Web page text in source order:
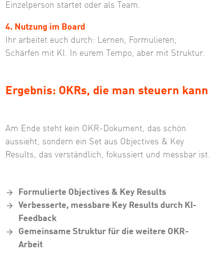
Einzelperson startet oder als Team.
4. Nutzung im Board
Ihr arbeitet euch durch: Lernen, Formulieren,
Schärfen mit KI. In eurem Tempo, aber mit Struktur.
Ergebnis: OKRs, die man steuern kann
Am Ende steht kein OKR-Dokument, das schön
aussieht, sondern ein Set aus Objectives & Key
Results, das verständlich, fokussiert und messbar ist.
Formulierte Objectives & Key Results
Verbesserte, messbare Key Results durch KI-
Feedback
Gemeinsame Struktur für die weitere OKR-
Arbeit